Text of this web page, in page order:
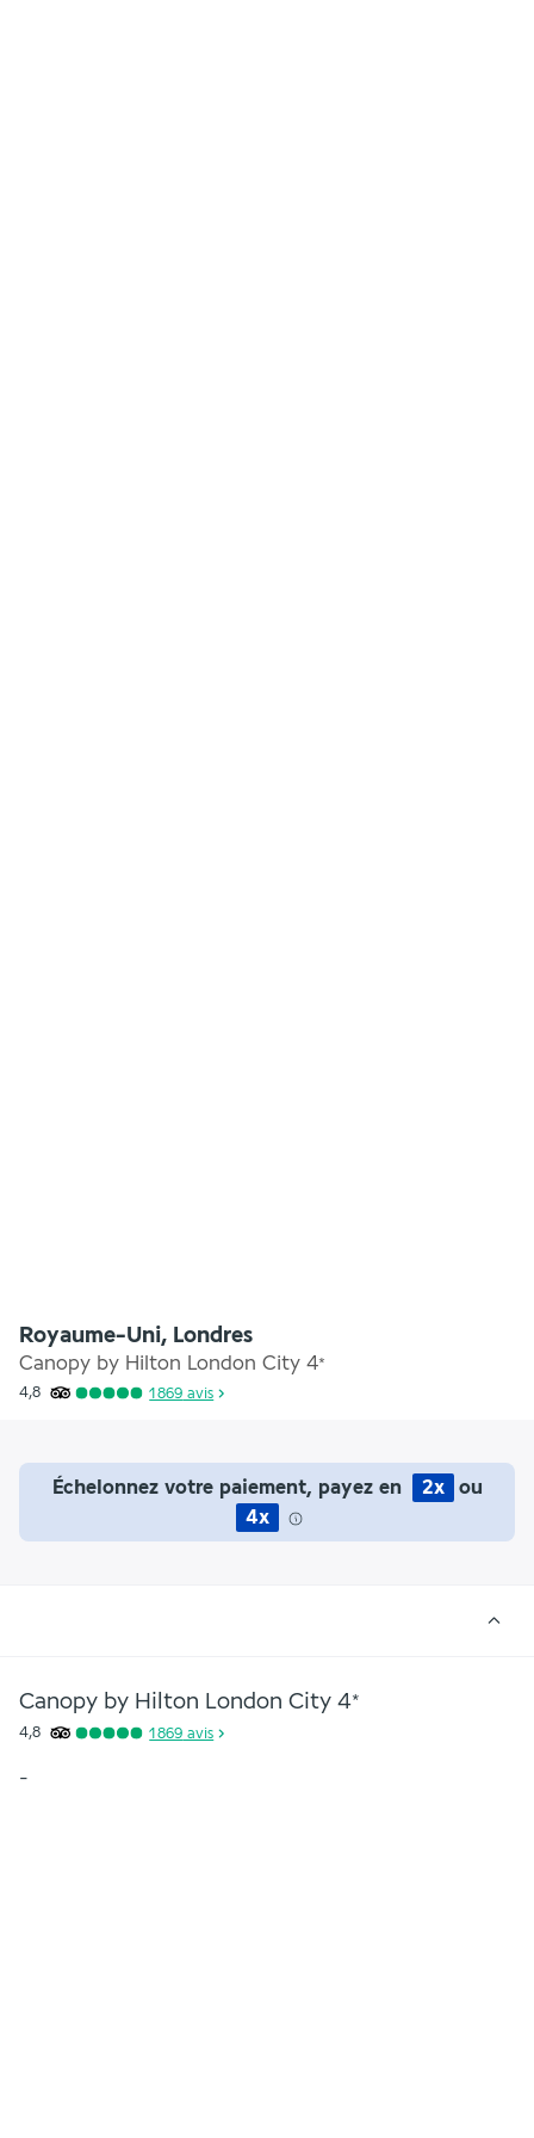
Royaume-Uni, Londres
Canopy by Hilton London City 4*
4,8 1 869 avis
Échelonnez votre paiement, payez en 2x
ou
4x
Canopy by Hilton London City 4*
4,8 1 869 avis
-